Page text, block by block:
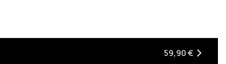
is
59,90 €